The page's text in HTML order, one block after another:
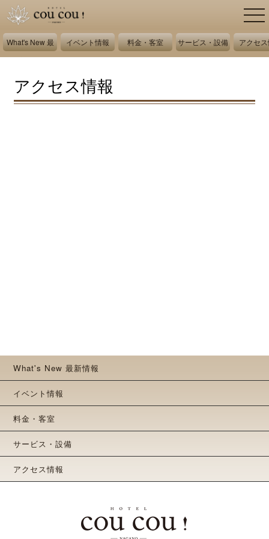
What's New 最
新情報
イベント情報 料金・客室 サービス・設備 アクセ
アクセス情報
What's New 最新情報
イベント情報
料金・客室
サービス・設備
アクセス情報